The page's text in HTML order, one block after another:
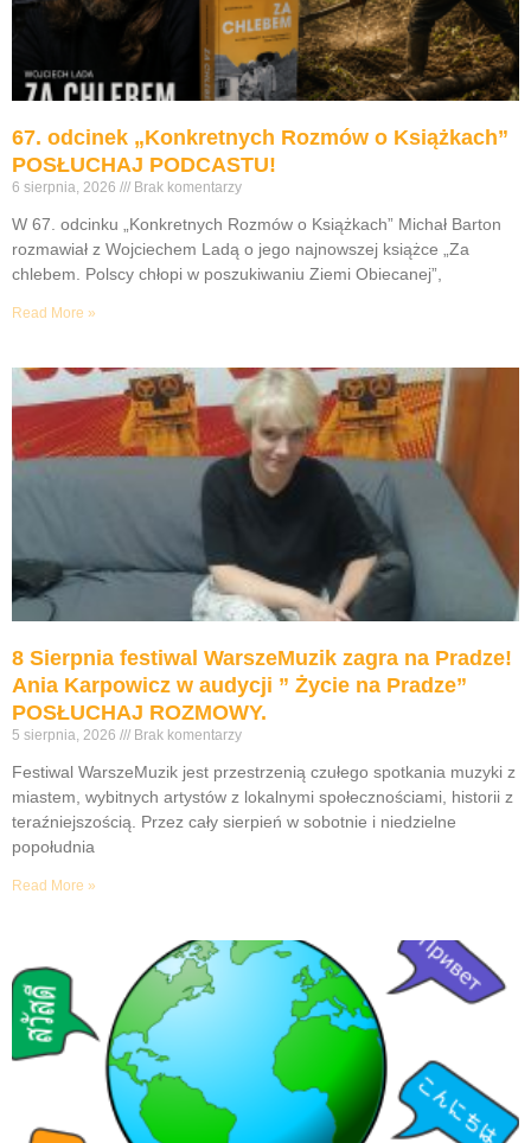
67. odcinek „Konkretnych Rozmów o Książkach”
POSŁUCHAJ PODCASTU!
6 sierpnia, 2026 Brak komentarzy
W 67. odcinku „Konkretnych Rozmów o Książkach” Michał Barton
rozmawiał z Wojciechem Ladą o jego najnowszej książce „Za
chlebem. Polscy chłopi w poszukiwaniu Ziemi Obiecanej”,
Read More »
8 Sierpnia festiwal WarszeMuzik zagra na Pradze!
Ania Karpowicz w audycji ” Życie na Pradze”
POSŁUCHAJ ROZMOWY.
5 sierpnia, 2026 Brak komentarzy
Festiwal WarszeMuzik jest przestrzenią czułego spotkania muzyki z
miastem, wybitnych artystów z lokalnymi społecznościami, historii z
teraźniejszością. Przez cały sierpień w sobotnie i niedzielne
popołudnia
Read More »